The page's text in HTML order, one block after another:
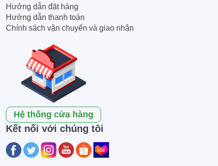
Hướng dẫn đặt hàng
Hướng dẫn thanh toán
Chính sách vận chuyển và giao nhận
Hệ thống cửa hàng
Kết nối với chúng tôi